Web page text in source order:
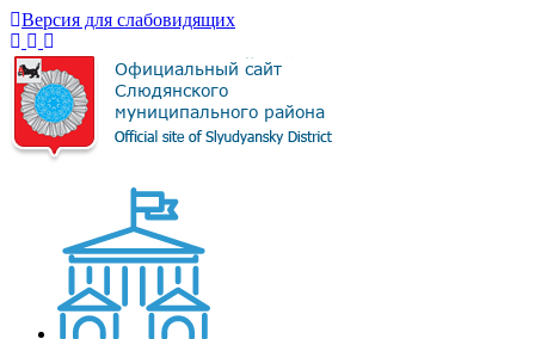
Версия для слабовидящих